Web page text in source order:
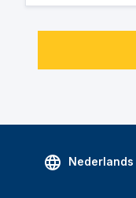
Nederlands